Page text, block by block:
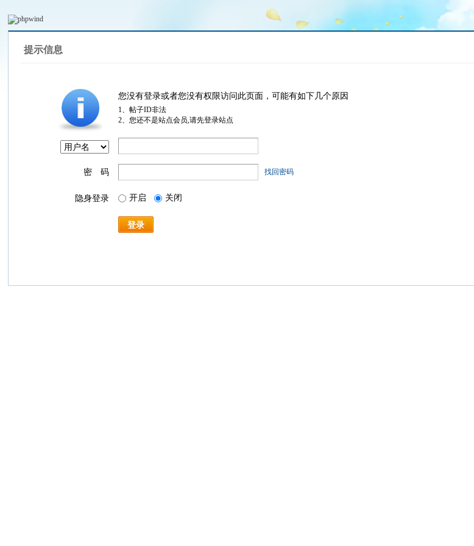
提示信息
您没有登录或者您没有权限访问此页面，可能有如下几个原因
1、帖子ID非法
2、您还不是站点会员,请先登录站点
密 码 找回密码
隐身登录 开启 关闭
登录